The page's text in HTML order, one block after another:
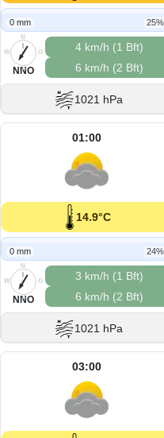
0 mm 25%
N
O
S
W
NNO
4 km/h (1 Bft)
6 km/h (2 Bft)
1021 hPa
01:00
14.9°C
0 mm 24%
N
O
S
W
NNO
3 km/h (1 Bft)
6 km/h (2 Bft)
1021 hPa
03:00